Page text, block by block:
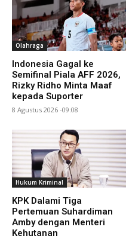
Olahraga
Indonesia Gagal ke
Semifinal Piala AFF 2026,
Rizky Ridho Minta Maaf
kepada Suporter
8 Agustus 2026 -09:08
Hukum Kriminal
KPK Dalami Tiga
Pertemuan Suhardiman
Amby dengan Menteri
Kehutanan